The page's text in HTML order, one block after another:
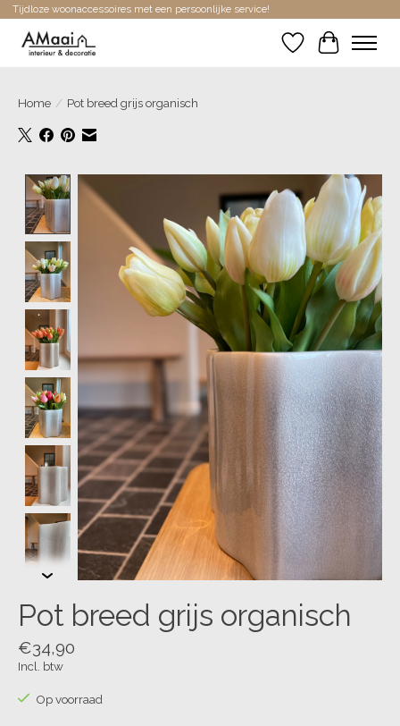
Tijdloze woonaccessoires met een persoonlijke service!
Verlanglijst
Home / Pot breed grijs organisch
Product image slideshow Items
Pot breed grijs organisch
€34,90
Incl. btw
Op voorraad